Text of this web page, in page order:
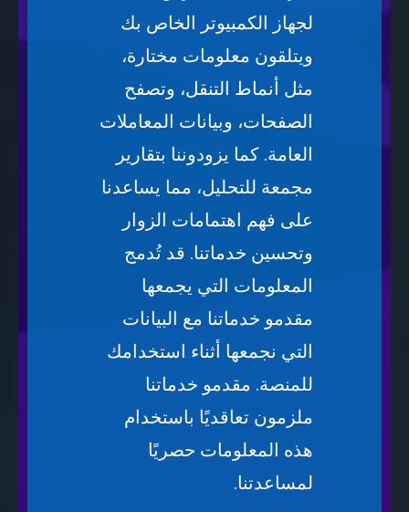
لجهاز الكمبيوتر الخاص بك
ويتلقون معلومات مختارة،
مثل أنماط التنقل، وتصفح
الصفحات، وبيانات المعاملات
العامة. كما يزودوننا بتقارير
مجمعة للتحليل، مما يساعدنا
على فهم اهتمامات الزوار
وتحسين خدماتنا. قد تُدمج
المعلومات التي يجمعها
مقدمو خدماتنا مع البيانات
التي نجمعها أثناء استخدامك
للمنصة. مقدمو خدماتنا
ملزمون تعاقديًا باستخدام
هذه المعلومات حصريًا
لمساعدتنا.